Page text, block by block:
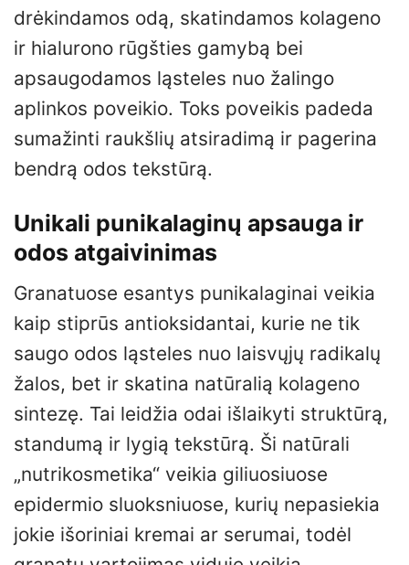
drėkindamos odą, skatindamos kolageno
ir hialurono rūgšties gamybą bei
apsaugodamos ląsteles nuo žalingo
aplinkos poveikio. Toks poveikis padeda
sumažinti raukšlių atsiradimą ir pagerina
bendrą odos tekstūrą.
Unikali punikalaginų apsauga ir
odos atgaivinimas
Granatuose esantys punikalaginai veikia
kaip stiprūs antioksidantai, kurie ne tik
saugo odos ląsteles nuo laisvųjų radikalų
žalos, bet ir skatina natūralią kolageno
sintezę. Tai leidžia odai išlaikyti struktūrą,
standumą ir lygią tekstūrą. Ši natūrali
„nutrikosmetika“ veikia giliuosiuose
epidermio sluoksniuose, kurių nepasiekia
jokie išoriniai kremai ar serumai, todėl